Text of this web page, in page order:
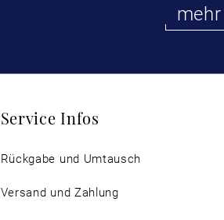
Service Infos
Rückgabe und Umtausch
Versand und Zahlung